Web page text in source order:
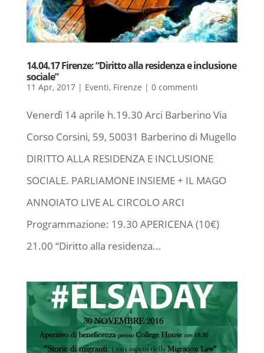
14.04.17 Firenze: “Diritto alla residenza e inclusione
sociale”
11 Apr, 2017| Eventi, Firenze | 0 commenti
Venerdì 14 aprile h.19.30 Arci Barberino Via
Corso Corsini, 59, 50031 Barberino di Mugello
DIRITTO ALLA RESIDENZA E INCLUSIONE
SOCIALE. PARLIAMONE INSIEME + IL MAGO
ANNOIATO LIVE AL CIRCOLO ARCI
Programmazione: 19.30 APERICENA (10€)
21.00 “Diritto alla residenza...